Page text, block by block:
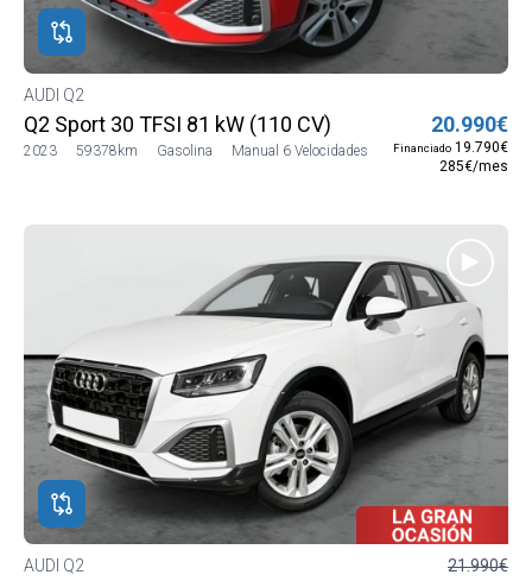
AUDI Q2
Q2 Sport 30 TFSI 81 kW (110 CV)
2023 59378km Gasolina Manual 6 Velocidades
20.990€
Financiado 19.790€
285€/mes
AUDI Q2 21.990€